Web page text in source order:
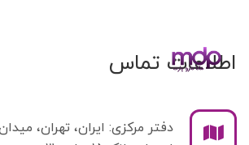
جستجو
اطلاعات تماس
دفتر مرکزی: ایران، تهران،